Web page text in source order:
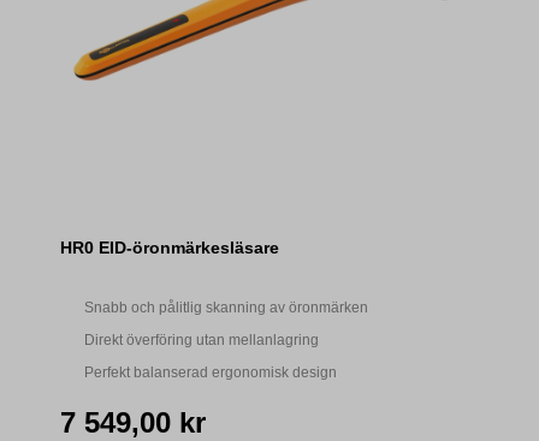
HR0 EID-öronmärkesläsare
Snabb och pålitlig skanning av öronmärken
Direkt överföring utan mellanlagring
Perfekt balanserad ergonomisk design
7 549,00 kr